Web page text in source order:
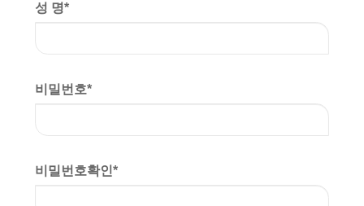
성 명*
비밀번호*
비밀번호확인*